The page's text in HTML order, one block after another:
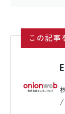
この記事
/